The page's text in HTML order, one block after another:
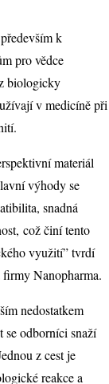
k
pro vědce
biologicky
v medicíně při
materiál
výhody se
snadná
což činí tento
využití” tvrdí
Nanopharma.
nedostatkem
se odborníci snaží
z cest je
reakce a